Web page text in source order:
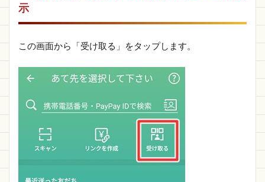
示
この画面から「受け取る」をタップします。